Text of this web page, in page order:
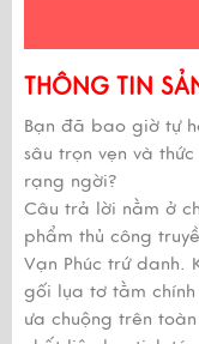
THÔNG TIN
Bạn đã bao giờ tự
sâu trọn vẹn và
rạng ngời?
Câu trả lời nằm ở
phẩm thủ công
Vạn Phúc trứ danh.
gối lụa tơ tằm
ưa chuộng trên